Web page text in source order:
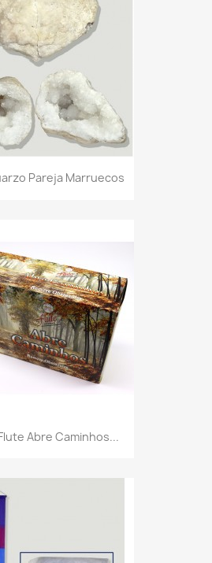
Pareja Marruecos
Abre Caminhos...